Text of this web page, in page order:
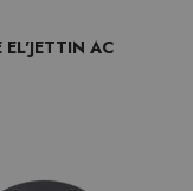
EL'JETTIN AC